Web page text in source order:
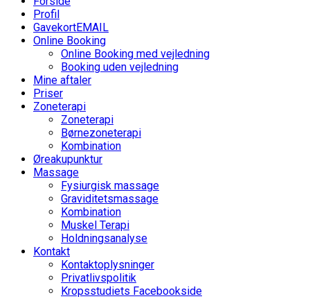
Profil
GavekortEMAIL
Online Booking
Online Booking med vejledning
Booking uden vejledning
Mine aftaler
Priser
Zoneterapi
Zoneterapi
Børnezoneterapi
Kombination
Øreakupunktur
Massage
Fysiurgisk massage
Graviditetsmassage
Kombination
Muskel Terapi
Holdningsanalyse
Kontakt
Kontaktoplysninger
Privatlivspolitik
Kropsstudiets Facebookside